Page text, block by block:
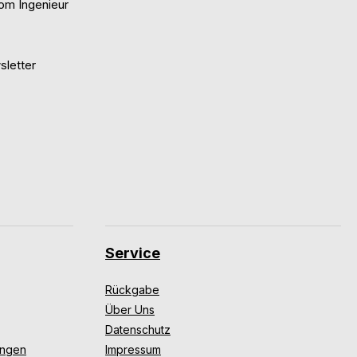
Ingenieur
Service
Rückgabe
Über Uns
Datenschutz
Impressum